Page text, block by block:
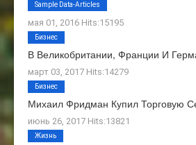
О Нас
мая 01, 2016 Hits:15195
Sample Data-Articles
В Великобритании, Франции И
март 03, 2017 Hits:14279
Бизнес
Михаил Фридман Купил Торговую
июнь 26, 2017 Hits:13821
Бизнес
Жизнь